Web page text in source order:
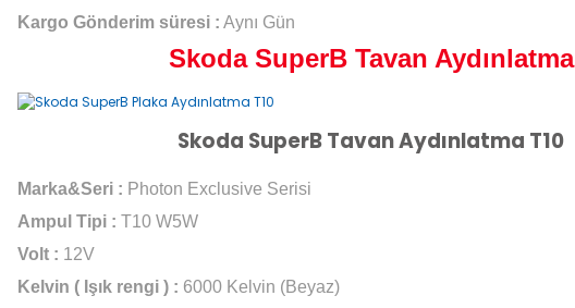
Kargo Gönderim süresi : Aynı Gün
Skoda SuperB Tavan Aydınlatma
Skoda SuperB Tavan Aydınlatma T10
Marka&Seri : Photon Exclusive Serisi
Ampul Tipi : T10 W5W
Volt : 12V
Kelvin ( Işık rengi ) : 6000 Kelvin (Beyaz)